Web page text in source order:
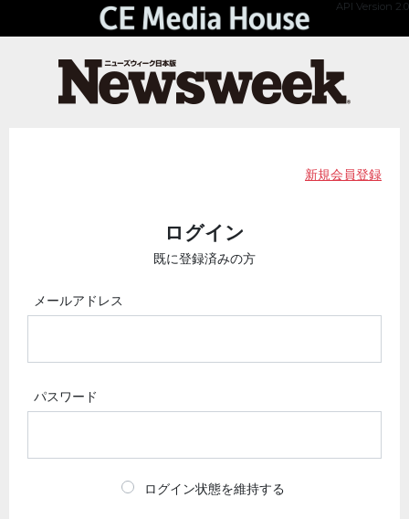
API Version 2.0
新規会員登録
ログイン
既に登録済みの方
メールアドレス
パスワード
ログイン状態を維持する